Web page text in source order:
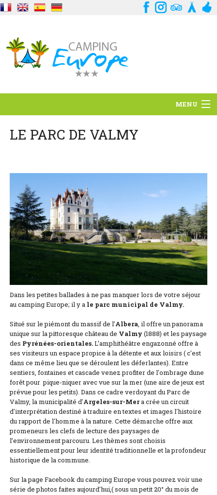
MENU
Situation
Services
Contact
Coordonnées et accès
Formulaire de contact
Documentations
Actualités
Mobile home et tarifs
Emplacement et tarifs
Chambre à la nuitée et tarifs
LE PARC DE VALMY
Dans les petites ballades à ne pas manquer lors de votre séjour
au camping Europe; il y a le parc municipal de Valmy.
Situé sur le piémont du massif de l'Albera, il offre un panorama
unique sur la pittoresque château de Valmy (1888) et les paysage
des Pyrénées-orientales.L’amphithéâtre engazonné offre à
ses visiteurs un espace propice à la détente et aux loisirs ( c'est
dans ce même lieu que se déroulent les déferlantes). Entre
sentiers, fontaines et cascade venez profiter de l'ombrage dune
forêt pour pique-niquer avec vue sur la mer (une aire de jeux est
prévue pour les petits). Dans ce cadre verdoyant du Parc de
Valmy, la municipalité d'Argeles-sur-Mera crée un circuit
d'interprétation destiné à traduire en textes et images l'histoire
du rapport de l'homme à la nature. Cette démarche offre aux
promeneurs les clefs de lecture des paysages de
l’environnement parcouru. Les thèmes sont choisis
essentiellement pour leur identité traditionnelle et la profondeur
historique de la commune.
Sur la page Facebook du camping Europe vous pouvez voir une
série de photos faites aujourd'hui,( sous un petit 20° du mois de